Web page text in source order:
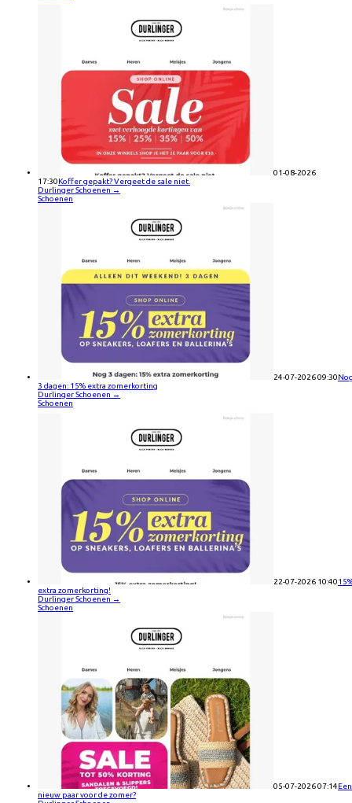
01-08-2026
17:30Koffer gepakt? Vergeet de sale niet.
Durlinger Schoenen →
Schoenen
24-07-2026 09:30
3 dagen: 15% extra zomerkorting
Durlinger Schoenen →
Schoenen
22-07-2026 10:40
extra zomerkorting!
Durlinger Schoenen →
Schoenen
05-07-2026 07:14Een
nieuw paar voor de zomer?